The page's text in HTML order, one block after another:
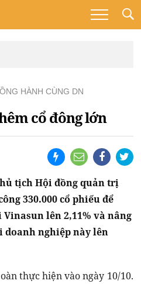
HÀNH CÙNG DN
cổ đông lớn
tịch Hội đồng quản trị
330.000 cổ phiếu để
lên 2,11% và nâng
doanh nghiệp này lên
thực hiện vào ngày 10/10.